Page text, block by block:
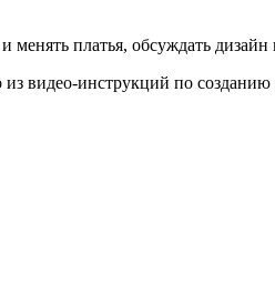
платья, обсуждать
видео-инструкций по созданию